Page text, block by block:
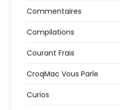
Commentaires
Compilations
Courant Frais
CroqMac Vous Parle
Curios